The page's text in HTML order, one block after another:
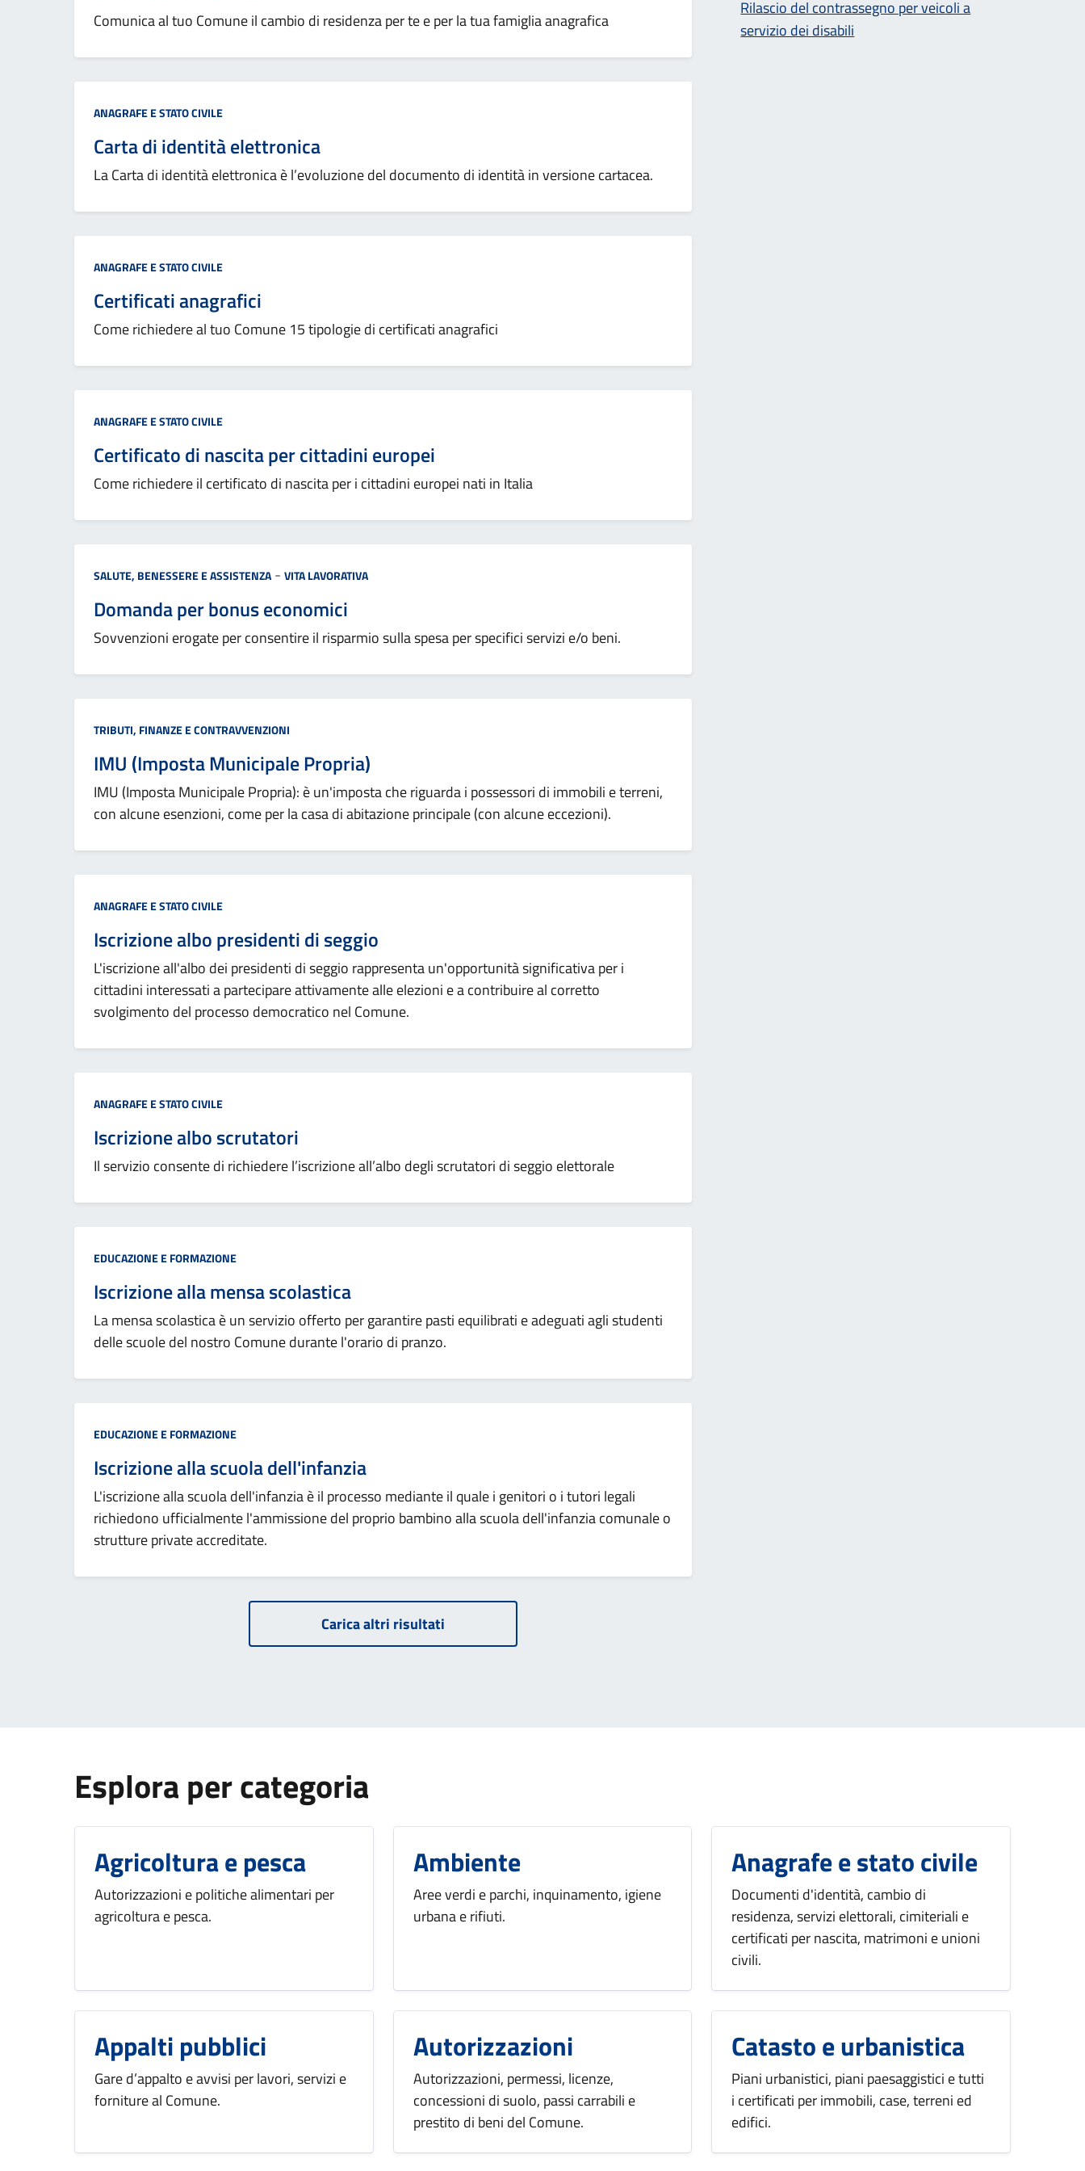
Comunica al tuo Comune il cambio di residenza per te e per la tua famiglia anagrafica
Categoria:
ANAGRAFE E STATO CIVILE
Carta di identità elettronica
La Carta di identità elettronica è l’evoluzione del documento di identità in versione cartacea.
Categoria:
ANAGRAFE E STATO CIVILE
Certificati anagrafici
Come richiedere al tuo Comune 15 tipologie di certificati anagrafici
Categoria:
ANAGRAFE E STATO CIVILE
Certificato di nascita per cittadini europei
Come richiedere il certificato di nascita per i cittadini europei nati in Italia
Categoria:
SALUTE, BENESSERE E ASSISTENZA - VITA LAVORATIVA
Domanda per bonus economici
Sovvenzioni erogate per consentire il risparmio sulla spesa per specifici servizi e/o beni.
Categoria:
TRIBUTI, FINANZE E CONTRAVVENZIONI
IMU (Imposta Municipale Propria)
IMU (Imposta Municipale Propria): è un'imposta che riguarda i possessori di immobili e terreni,
con alcune esenzioni, come per la casa di abitazione principale (con alcune eccezioni).
Categoria:
ANAGRAFE E STATO CIVILE
Iscrizione albo presidenti di seggio
L'iscrizione all'albo dei presidenti di seggio rappresenta un'opportunità significativa per i
cittadini interessati a partecipare attivamente alle elezioni e a contribuire al corretto
svolgimento del processo democratico nel Comune.
Categoria:
ANAGRAFE E STATO CIVILE
Iscrizione albo scrutatori
Il servizio consente di richiedere l’iscrizione all’albo degli scrutatori di seggio elettorale
Categoria:
EDUCAZIONE E FORMAZIONE
Iscrizione alla mensa scolastica
La mensa scolastica è un servizio offerto per garantire pasti equilibrati e adeguati agli studenti
delle scuole del nostro Comune durante l'orario di pranzo.
Categoria:
EDUCAZIONE E FORMAZIONE
Iscrizione alla scuola dell'infanzia
L'iscrizione alla scuola dell'infanzia è il processo mediante il quale i genitori o i tutori legali
richiedono ufficialmente l'ammissione del proprio bambino alla scuola dell'infanzia comunale o
strutture private accreditate.
Carica altri risultati
Rilascio del contrassegno per veicoli a
servizio dei disabili
Esplora per categoria
Agricoltura e pesca
Autorizzazioni e politiche alimentari per
agricoltura e pesca.
Ambiente
Aree verdi e parchi, inquinamento, igiene
urbana e rifiuti.
Anagrafe e stato civile
Documenti d'identità, cambio di
residenza, servizi elettorali, cimiteriali e
certificati per nascita, matrimoni e unioni
civili.
Appalti pubblici
Gare d’appalto e avvisi per lavori, servizi e
forniture al Comune.
Autorizzazioni
Autorizzazioni, permessi, licenze,
concessioni di suolo, passi carrabili e
prestito di beni del Comune.
Catasto e urbanistica
Piani urbanistici, piani paesaggistici e tutti
i certificati per immobili, case, terreni ed
edifici.